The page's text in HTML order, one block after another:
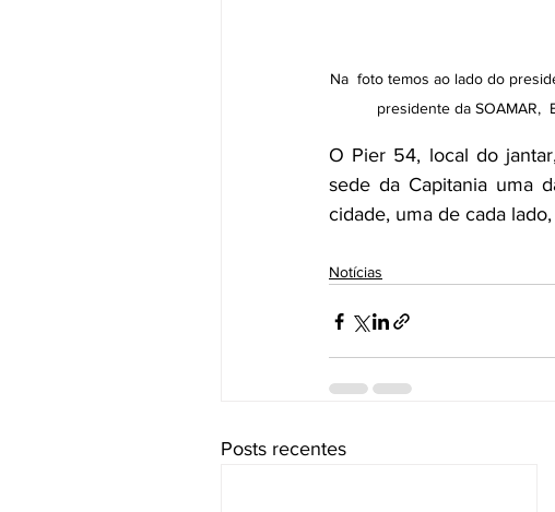
Na  foto temos ao lado do
presidente da SOAMAR,
O Pier 54, local do
sede da Capitania uma
cidade, uma de cada
Notícias
Posts recentes